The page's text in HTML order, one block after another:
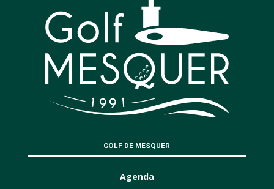
GOLF DE MESQUER
Agenda